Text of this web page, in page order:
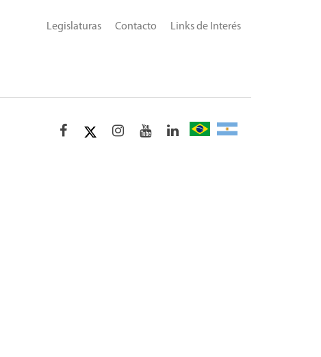
Links de Interés
Contacto
Legislaturas